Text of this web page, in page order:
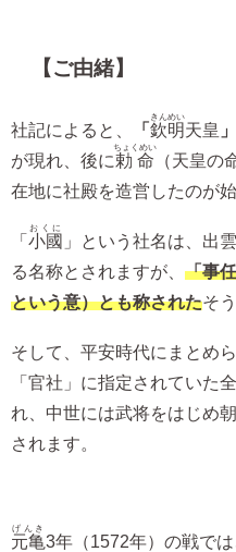
【ご由緒】
社記によると、 「 欽明
きんめい
天皇 」
が現れ、後に勅命
ちょくめい
（天皇の
在地に社殿を造営したのが
「 小國
おくに
」という社名は、出
る名称とされますが、 「事
という意）とも称されたそ
そして、平安時代にまとめら
「官社」に指定されていた
れ、中世には武将をはじめ
されます。
元亀
げんき
3年（1572年）の戦では